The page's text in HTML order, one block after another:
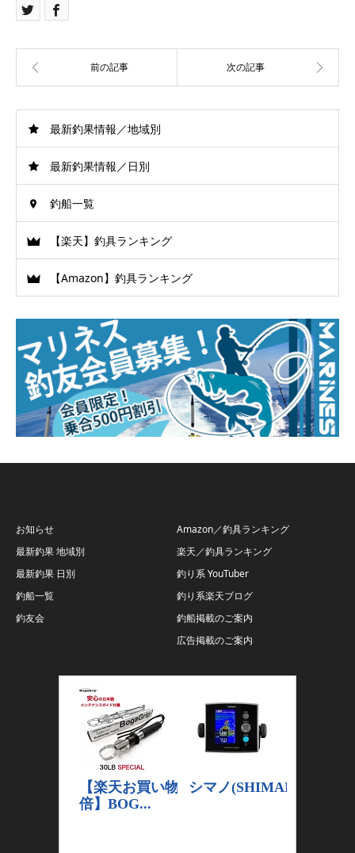
最新釣果情報／地域別
最新釣果情報／日別
釣船一覧
【楽天】釣具ランキング
【Amazon】釣具ランキング
お知らせ
最新釣果 地域別
最新釣果 日別
釣船一覧
釣友会
Amazon／釣具ランキング
楽天／釣具ランキング
釣り系 YouTuber
釣り系楽天ブログ
釣船掲載のご案内
広告掲載のご案内